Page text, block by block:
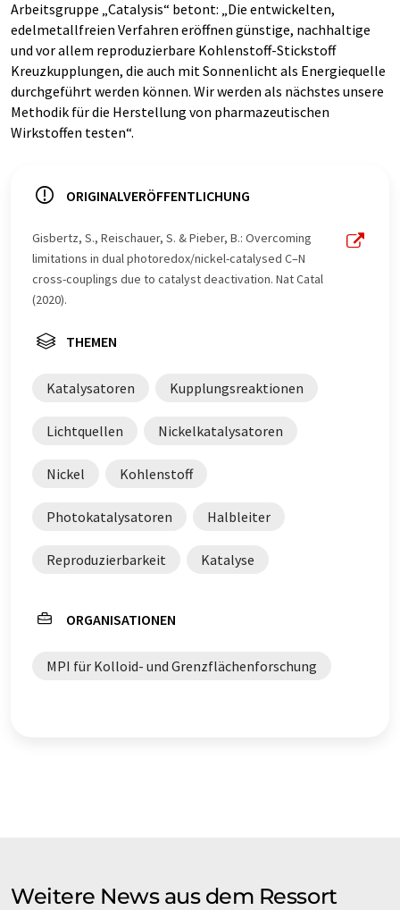
Arbeitsgruppe „Catalysis“ betont: „Die entwickelten,
edelmetallfreien Verfahren eröffnen günstige, nachhaltige
und vor allem reproduzierbare Kohlenstoff-Stickstoff
Kreuzkupplungen, die auch mit Sonnenlicht als Energiequelle
durchgeführt werden können. Wir werden als nächstes unsere
Methodik für die Herstellung von pharmazeutischen
Wirkstoffen testen“.
ORIGINALVERÖFFENTLICHUNG
Gisbertz, S., Reischauer, S. & Pieber, B.: Overcoming
limitations in dual photoredox/nickel-catalysed C–N
cross-couplings due to catalyst deactivation. Nat Catal
(2020).
THEMEN
Katalysatoren Kupplungsreaktionen
Lichtquellen Nickelkatalysatoren
Nickel Kohlenstoff
Photokatalysatoren Halbleiter
Reproduzierbarkeit Katalyse
ORGANISATIONEN
MPI für Kolloid- und Grenzflächenforschung
Weitere News aus dem Ressort